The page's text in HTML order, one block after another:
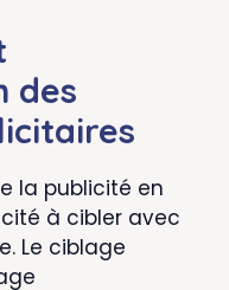
des
la publicité en
à cibler avec
Le ciblage